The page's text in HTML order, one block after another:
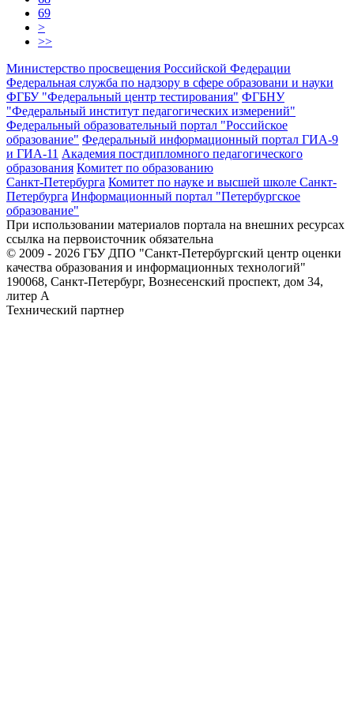
69
>
>>
Министерство просвещения Российской Федерации
Федеральная служба по надзору в сфере образовани и науки
ФГБУ "Федеральный центр тестирования" ФГБНУ
"Федеральный институт педагогических измерений"
Федеральный образовательный портал "Российское
образование" Федеральный информационный портал ГИА-9
и ГИА-11 Академия постдипломного педагогического
образования Комитет по образованию
Санкт-Петербурга Комитет по науке и высшей школе Санкт-
Петербурга Информационный портал "Петербургское
образование"
При использовании материалов портала на внешних ресурсах
ссылка на первоисточник обязательна
© 2009 - 2026 ГБУ ДПО "Санкт-Петербургский центр оценки
качества образования и информационных технологий"
190068, Санкт-Петербург, Вознесенский проспект, дом 34,
литер А
Технический партнер